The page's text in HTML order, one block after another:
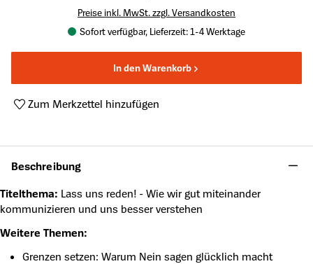
Preise inkl. MwSt. zzgl. Versandkosten
Sofort verfügbar, Lieferzeit: 1-4 Werktage
In den Warenkorb
Zum Merkzettel hinzufügen
Beschreibung
Titelthema: Lass uns reden! - Wie wir gut miteinander
kommunizieren und uns besser verstehen
Weitere Themen:
Grenzen setzen: Warum Nein sagen glücklich macht